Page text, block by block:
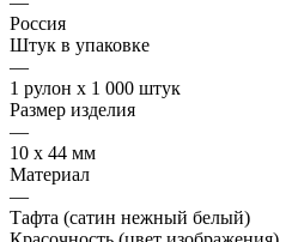
Россия
Штук в упаковке
—
1 рулон х 1 000 штук
Размер изделия
—
10 х 44 мм
Материал
—
Тафта (сатин нежный белый)